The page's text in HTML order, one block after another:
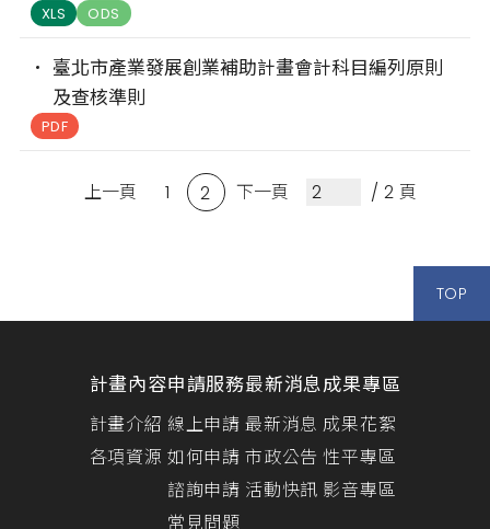
XLS ODS
臺北市產業發展創業補助計畫會計科目編列原則
及查核準則
PDF
上一頁 1 2 下一頁 / 2 頁
TOP
計畫內容
計畫介紹
各項資源
申請服務
線上申請
如何申請
諮詢申請
常見問題
最新消息
最新消息
市政公告
活動快訊
成果專區
成果花絮
性平專區
影音專區